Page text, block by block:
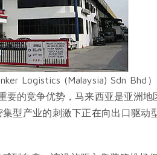
Logistics (Malaysia) Sdn Bhd
要的竞争优势，马来西亚是亚洲
型产业的刺激下正在向出口驱动